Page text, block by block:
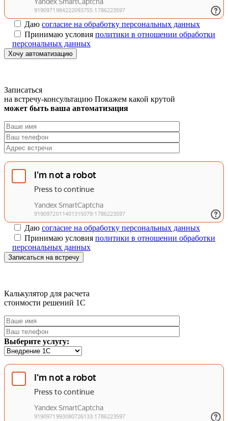
Даю согласие на обработку персональных данных
Принимаю условия политики в отношении обработки
персональных данных
Хочу автоматизацию
Записаться
на встречу-консультацию Покажем какой крутой
может быть ваша автоматизация
Даю согласие на обработку персональных данных
Принимаю условия политики в отношении обработки
персональных данных
Записаться на встречу
Калькулятор для расчета
стоимости решений 1C
Выберите услугу: